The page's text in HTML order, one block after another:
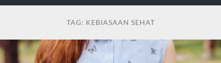
TAG: KEBIASAAN SEHAT